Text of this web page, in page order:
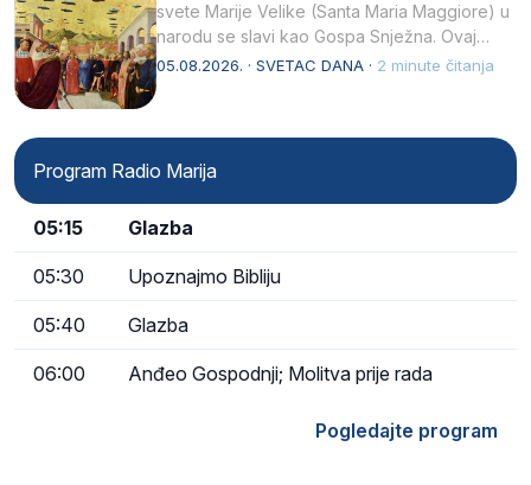
svete Marije Velike (Santa Maria Maggiore) u
narodu se slavi kao Gospa Snježna. Ovaj
naziv, Sancta Maria…
05.08.2026. · SVETAC DANA · 2 minute čitanja
Program Radio Marija
05:15 Glazba
05:30 Upoznajmo Bibliju
05:40 Glazba
06:00 Anđeo Gospodnji; Molitva prije rada
Pogledajte program